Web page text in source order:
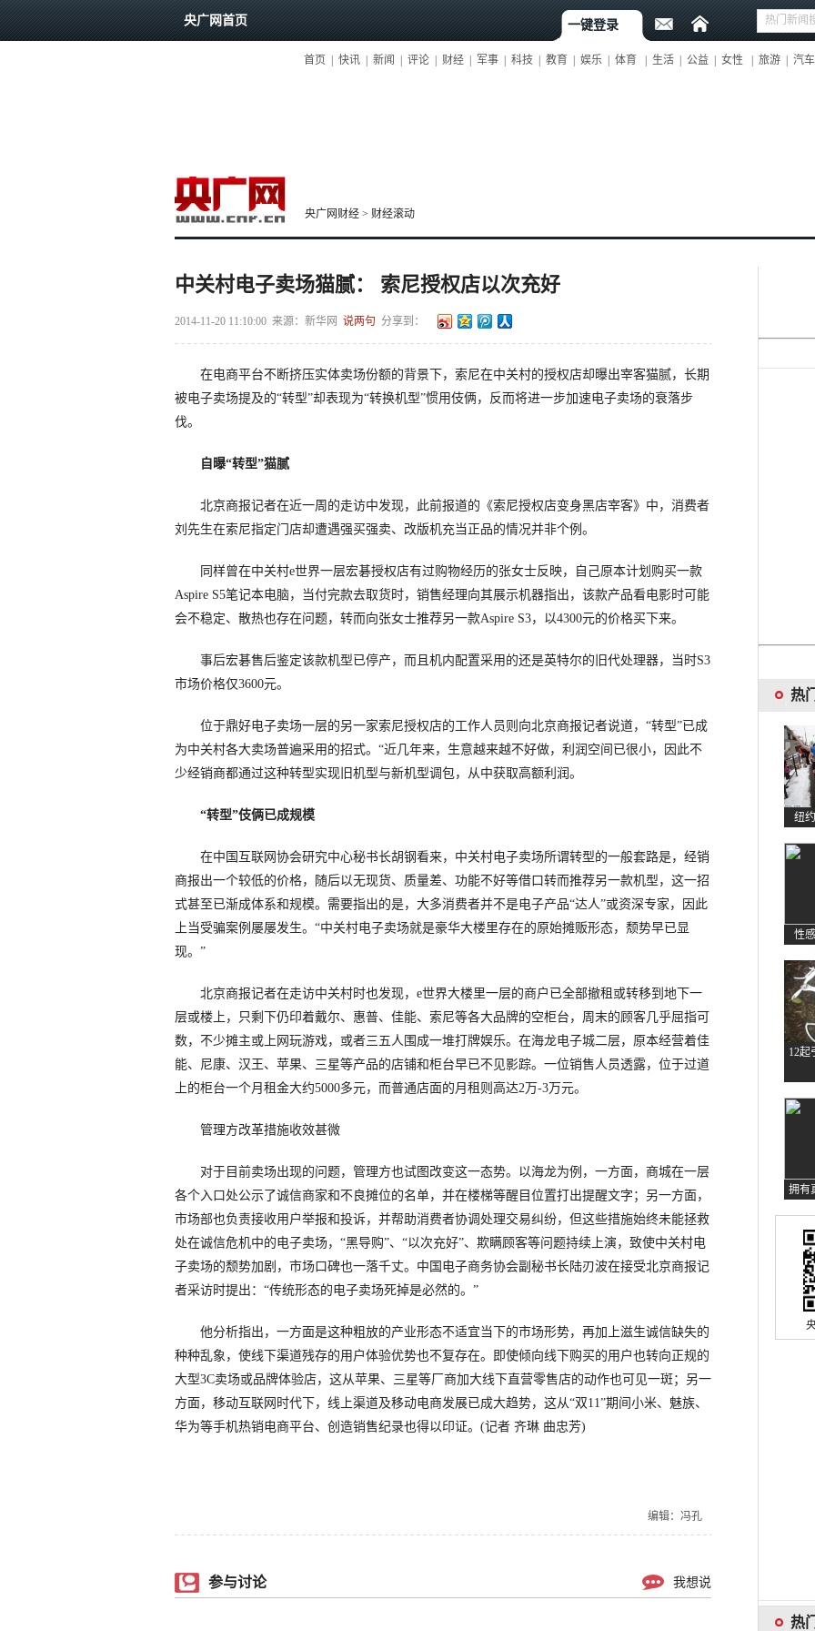
央广网首页 一键登录
首页 快讯 新闻 评论 财经 军事 科技 教育 娱乐 体育 生活 公益 女性 旅游 汽车
央广网财经 > 财经滚动
中关村电子卖场猫腻： 索尼授权店以次充好
2014-11-20 11:10:00 来源： 新华网 说两句 分享到：
在电商平台不断挤压实体卖场份额的背景下，索尼在中关村的授权店却曝出宰客猫腻，长期
被电子卖场提及的“转型”却表现为“转换机型”惯用伎俩，反而将进一步加速电子卖场的衰落步
伐。
自曝“转型”猫腻
北京商报记者在近一周的走访中发现，此前报道的《索尼授权店变身黑店宰客》中，消费者
刘先生在索尼指定门店却遭遇强买强卖、改版机充当正品的情况并非个例。
同样曾在中关村e世界一层宏碁授权店有过购物经历的张女士反映，自己原本计划购买一款
Aspire S5笔记本电脑，当付完款去取货时，销售经理向其展示机器指出，该款产品看电影时可能
会不稳定、散热也存在问题，转而向张女士推荐另一款Aspire S3，以4300元的价格买下来。
事后宏碁售后鉴定该款机型已停产，而且机内配置采用的还是英特尔的旧代处理器，当时S3
市场价格仅3600元。
位于鼎好电子卖场一层的另一家索尼授权店的工作人员则向北京商报记者说道，“转型”已成
为中关村各大卖场普遍采用的招式。“近几年来，生意越来越不好做，利润空间已很小，因此不
少经销商都通过这种转型实现旧机型与新机型调包，从中获取高额利润。
“转型”伎俩已成规模
在中国互联网协会研究中心秘书长胡钢看来，中关村电子卖场所谓转型的一般套路是，经销
商报出一个较低的价格，随后以无现货、质量差、功能不好等借口转而推荐另一款机型，这一招
式甚至已渐成体系和规模。需要指出的是，大多消费者并不是电子产品“达人”或资深专家，因此
上当受骗案例屡屡发生。“中关村电子卖场就是豪华大楼里存在的原始摊贩形态，颓势早已显
现。”
北京商报记者在走访中关村时也发现，e世界大楼里一层的商户已全部撤租或转移到地下一
层或楼上，只剩下仍印着戴尔、惠普、佳能、索尼等各大品牌的空柜台，周末的顾客几乎屈指可
数，不少摊主或上网玩游戏，或者三五人围成一堆打牌娱乐。在海龙电子城二层，原本经营着佳
能、尼康、汉王、苹果、三星等产品的店铺和柜台早已不见影踪。一位销售人员透露，位于过道
上的柜台一个月租金大约5000多元，而普通店面的月租则高达2万-3万元。
管理方改革措施收效甚微
对于目前卖场出现的问题，管理方也试图改变这一态势。以海龙为例，一方面，商城在一层
各个入口处公示了诚信商家和不良摊位的名单，并在楼梯等醒目位置打出提醒文字；另一方面，
市场部也负责接收用户举报和投诉，并帮助消费者协调处理交易纠纷，但这些措施始终未能拯救
处在诚信危机中的电子卖场，“黑导购”、“以次充好”、欺瞒顾客等问题持续上演，致使中关村电
子卖场的颓势加剧，市场口碑也一落千丈。中国电子商务协会副秘书长陆刃波在接受北京商报记
者采访时提出：“传统形态的电子卖场死掉是必然的。”
他分析指出，一方面是这种粗放的产业形态不适宜当下的市场形势，再加上滋生诚信缺失的
种种乱象，使线下渠道残存的用户体验优势也不复存在。即使倾向线下购买的用户也转向正规的
大型3C卖场或品牌体验店，这从苹果、三星等厂商加大线下直营零售店的动作也可见一斑；另一
方面，移动互联网时代下，线上渠道及移动电商发展已成大趋势，这从“双11”期间小米、魅族、
华为等手机热销电商平台、创造销售纪录也得以印证。(记者 齐琳 曲忠芳)
编辑：冯孔
参与讨论 我想说
热
纽
性
12起
拥有